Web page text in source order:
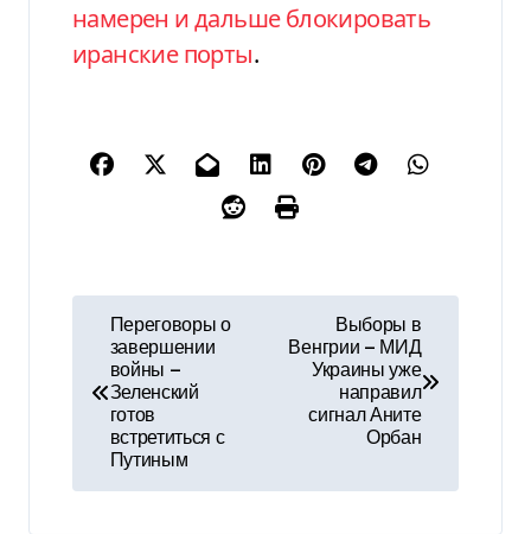
намерен и дальше блокировать
иранские порты.
Переговоры о
завершении
войны —
Зеленский
готов
встретиться с
Путиным
Выборы в
Венгрии — МИД
Украины уже
направил
сигнал Аните
Орбан